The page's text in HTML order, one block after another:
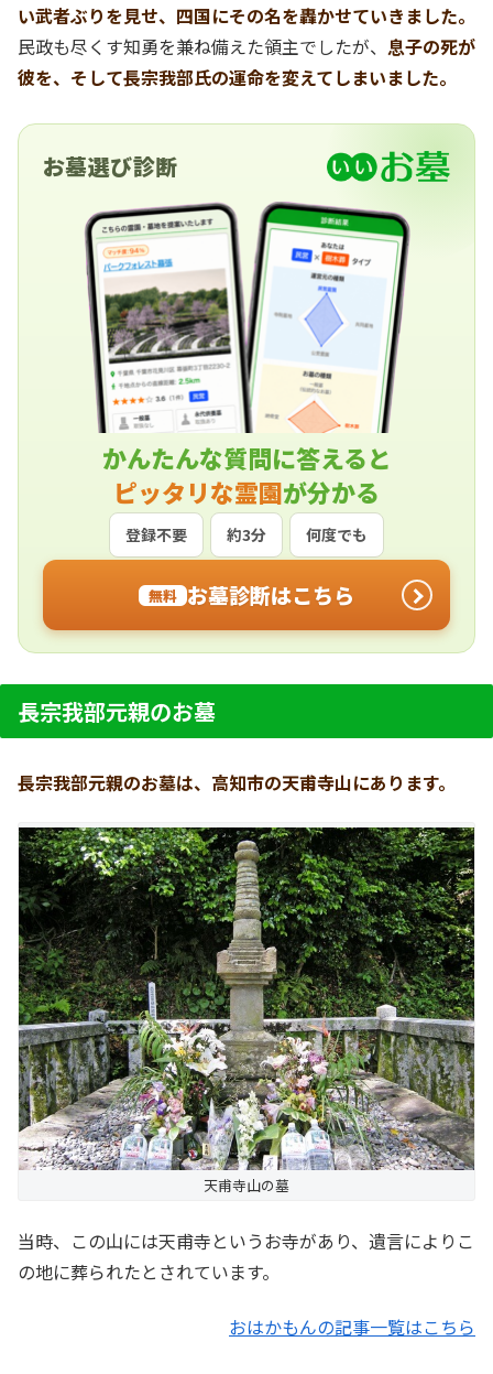
い武者ぶりを見せ、四国にその名を轟かせていきました。
民政も尽くす知勇を兼ね備えた領主でしたが、 息子の死が
彼を、そして長宗我部氏の運命を変えてしまいました。
お墓選び診断
かんたんな質問に答えると
ピッタリな霊園が分かる
登録不要 約3分 何度でも
無料 お墓診断はこちら
長宗我部元親のお墓
長宗我部元親のお墓は、高知市の天甫寺山にあります。
天甫寺山の墓
当時、この山には天甫寺というお寺があり、遺言によりこ
の地に葬られたとされています。
おはかもんの記事一覧はこちら